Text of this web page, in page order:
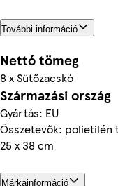
További információ
Nettó tömeg
8 x Sütőzacskó
Származási ország
Gyártás: EU
Összetevők:
25 x 38 cm
Márkainformáció